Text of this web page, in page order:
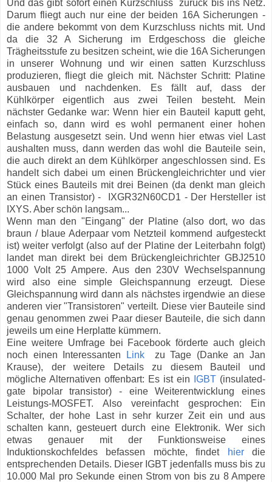
Und das gibt sofort einen Kurzschluss zurück bis ins Netz.
Darum fliegt auch nur eine der beiden 16A Sicherungen -
die andere bekommt von dem Kurzschluss nichts mit. Und
da die 32 A Sicherung im Erdgeschoss die gleiche
Trägheitsstufe zu besitzen scheint, wie die 16A Sicherungen
in unserer Wohnung und wir einen satten Kurzschluss
produzieren, fliegt die gleich mit. Nächster Schritt: Platine
ausbauen und nachdenken. Es fällt auf, dass der
Kühlkörper eigentlich aus zwei Teilen besteht. Mein
nächster Gedanke war: Wenn hier ein Bauteil kaputt geht,
einfach so, dann wird es wohl permanent einer hohen
Belastung ausgesetzt sein. Und wenn hier etwas viel Last
aushalten muss, dann werden das wohl die Bauteile sein,
die auch direkt an dem Kühlkörper angeschlossen sind. Es
handelt sich dabei um einen Brückengleichrichter und vier
Stück eines Bauteils mit drei Beinen (da denkt man gleich
an einen Transistor) - IXGR32N60CD1 - Der Hersteller ist
IXYS. Aber schön langsam...
Wenn man den "Eingang" der Platine (also dort, wo das
braun / blaue Aderpaar vom Netzteil kommend aufgesteckt
ist) weiter verfolgt (also auf der Platine der Leiterbahn folgt)
landet man direkt bei dem Brückengleichrichter GBJ2510
1000 Volt 25 Ampere. Aus den 230V Wechselspannung
wird also eine simple Gleichspannung erzeugt. Diese
Gleichspannung wird dann als nächstes irgendwie an diese
anderen vier "Transistoren" verteilt. Diese vier Bauteile sind
genau genommen zwei Paar dieser Bauteile, die sich dann
jeweils um eine Herplatte kümmern.
Eine weitere Umfrage bei Facebook förderte auch gleich
noch einen Interessanten
Link zu Tage (Danke an Jan
Krause), der weitere Details zu diesem Bauteil und
mögliche Alternativen offenbart: Es ist ein
IGBT (insulated-
gate bipolar transistor) - eine Weiterentwicklung eines
Leistungs-MOSFET. Also vereinfacht gesprochen: Ein
Schalter, der hohe Last in sehr kurzer Zeit ein und aus
schalten kann, gesteuert durch eine Elektronik. Wer sich
etwas genauer mit der Funktionsweise eines
Induktionskochfeldes befassen möchte, findet
hierdie
entsprechenden Details. Dieser IGBT jedenfalls muss bis zu
10.000 Mal pro Sekunde einen Strom von bis zu 8 Ampere